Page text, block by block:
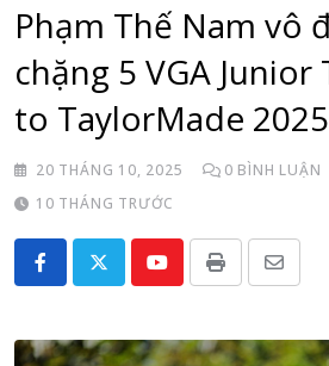
Phạm Thế Nam vô
chặng 5 VGA Junior
to TaylorMade 2025
20 THÁNG 10, 2025 0 BÌNH LUẬN
10 THÁNG TRƯỚC
YoutubePrint
Share
Email